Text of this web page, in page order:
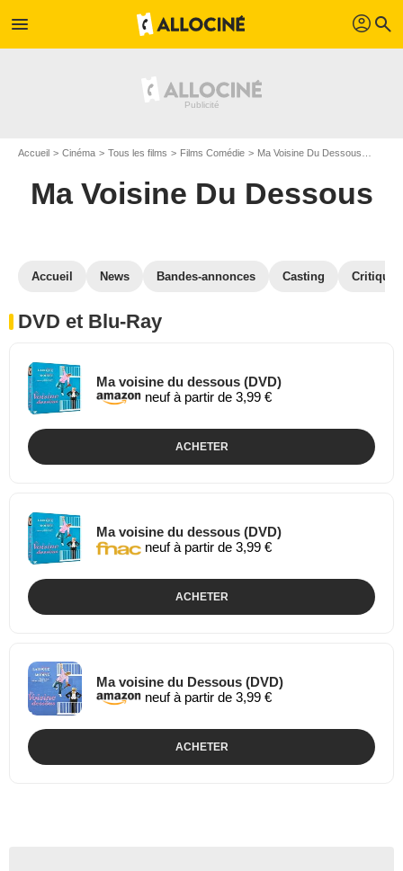
menu profil search
Accueil Cinéma Tous les films Films Comédie Ma Voisine Du Dessous
Ma Voisine Du Dessous
Accueil News Bandes-annonces Casting
DVD et Blu-Ray
Ma voisine du dessous (DVD)
neuf à partir de 3,99 €
ACHETER
Ma voisine du dessous (DVD)
neuf à partir de 3,99 €
ACHETER
Ma voisine du Dessous (DVD)
neuf à partir de 3,99 €
ACHETER